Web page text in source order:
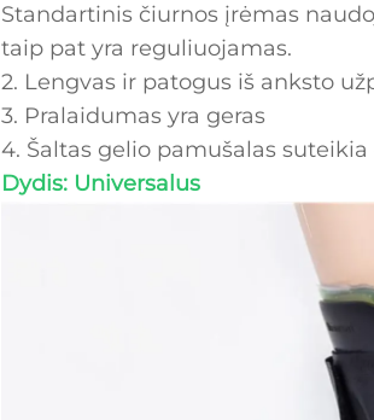
Standartinis čiurnos įrėmas
taip pat yra reguliuojamas.
2. Lengvas ir patogus iš anksto
3. Pralaidumas yra geras
4. Šaltas gelio pamušalas
Dydis: Universalus